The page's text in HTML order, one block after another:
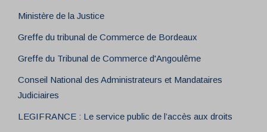
Ministère de la Justice
Greffe du tribunal de Commerce de Bordeaux
Greffe du Tribunal de Commerce d'Angoulême
Conseil National des Administrateurs et Mandataires
Judiciaires
LEGIFRANCE : Le service public de l’accès aux droits